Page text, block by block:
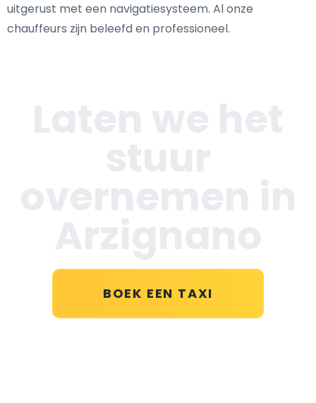
uitgerust met een navigatiesysteem. Al onze
chauffeurs zijn beleefd en professioneel.
BOEK EEN TAXI